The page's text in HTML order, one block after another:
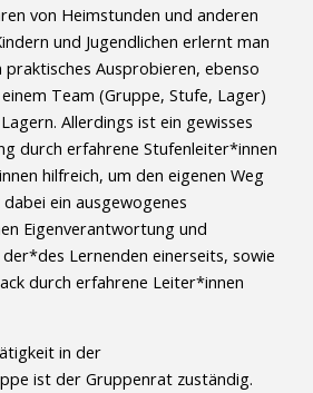
von Heimstunden und anderen
und Jugendlichen erlernt man
Ausprobieren, ebenso
Team (Gruppe, Stufe, Lager)
Allerdings ist ein gewisses
durch erfahrene Stufenleiter*innen
hilfreich, um den eigenen Weg
ein ausgewogenes
Eigenverantwortung und
Lernenden einerseits, sowie
durch erfahrene Leiter*innen
in der
ist der Gruppenrat zuständig.